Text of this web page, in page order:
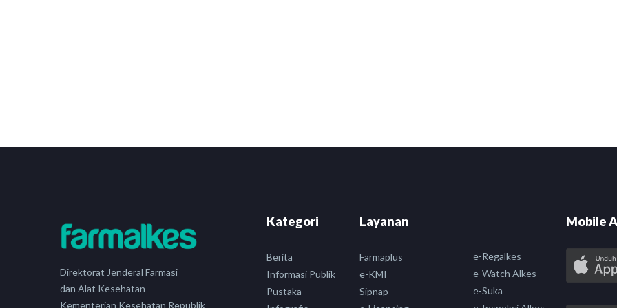
Direktorat Jenderal Farmasi
dan Alat Kesehatan
Kementerian Kesehatan Republik
Kategori
Berita
Informasi Publik
Pustaka
Layanan
Farmaplus
e-KMI
Sipnap
e-Regalkes
e-Watch Alkes
e-Suka
Mobile